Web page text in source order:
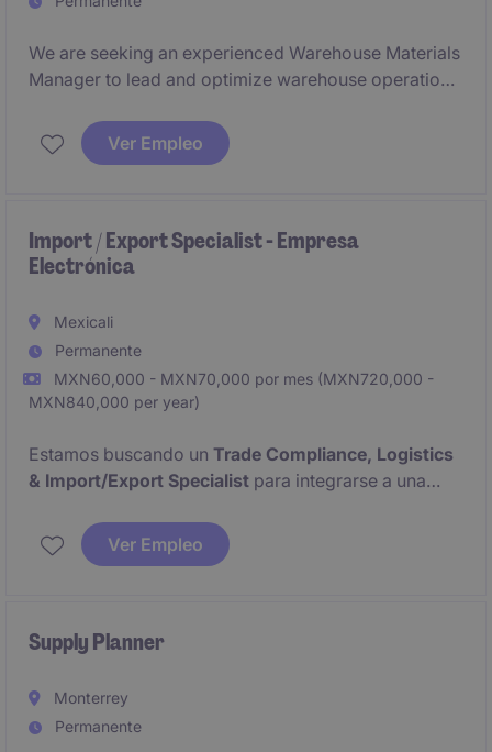
We are seeking an experienced Warehouse Materials
Manager to lead and optimize warehouse operations
This role will be responsible for ensuring efficient
material flow, inventory accuracy, warehouse
Ver Empleo
Import / Export Specialist - Empresa
Electrónica
Mexicali
Permanente
MXN60,000 - MXN70,000 por mes (MXN720,000 -
MXN840,000 per year)
Estamos buscando un Trade Compliance, Logistics
& Import/Export Specialist para integrarse a una
Ver Empleo
Supply Planner
Monterrey
Permanente